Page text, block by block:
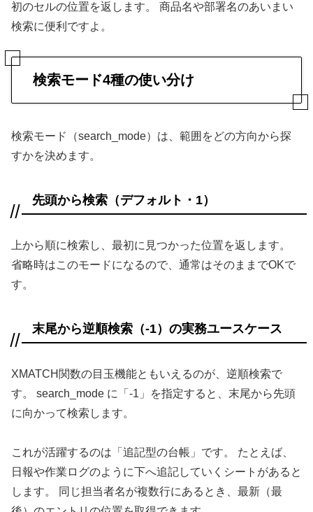
初のセルの位置を返します。 商品名や部署名のあいまい
検索に便利ですよ。
検索モード4種の使い分け
検索モード（search_mode）は、範囲をどの方向から探
すかを決めます。
先頭から検索（デフォルト・1）
上から順に検索し、最初に見つかった位置を返します。
省略時はこのモードになるので、通常はそのままでOKで
す。
末尾から逆順検索（-1）の実務ユースケース
XMATCH関数の目玉機能ともいえるのが、逆順検索で
す。 search_mode に「-1」を指定すると、末尾から先頭
に向かって検索します。
これが活躍するのは「追記型の台帳」です。 たとえば、
日報や作業ログのように下へ追記していくシートがあると
します。 同じ担当者名が複数行にあるとき、最新（最